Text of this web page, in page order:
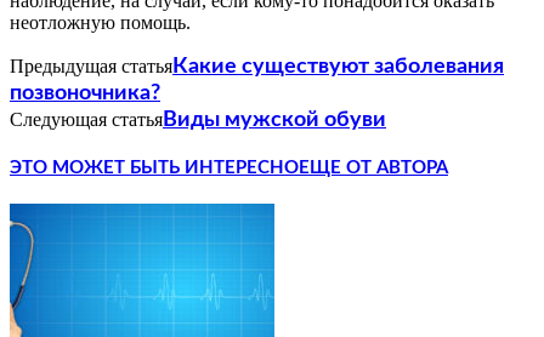
неотложную помощь.
Предыдущая статьяКакие существуют заболевания
позвоночника?
Следующая статьяВиды мужской обуви
ЭТО МОЖЕТ БЫТЬ ИНТЕРЕСНО ЕЩЕ ОТ АВТОРА